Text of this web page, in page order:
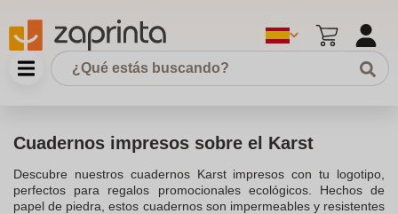
Cuadernos impresos sobre el Karst
Descubre nuestros cuadernos Karst impresos con tu logotipo,
perfectos para regalos promocionales ecológicos. Hechos de
papel de piedra, estos cuadernos son impermeables y resistentes